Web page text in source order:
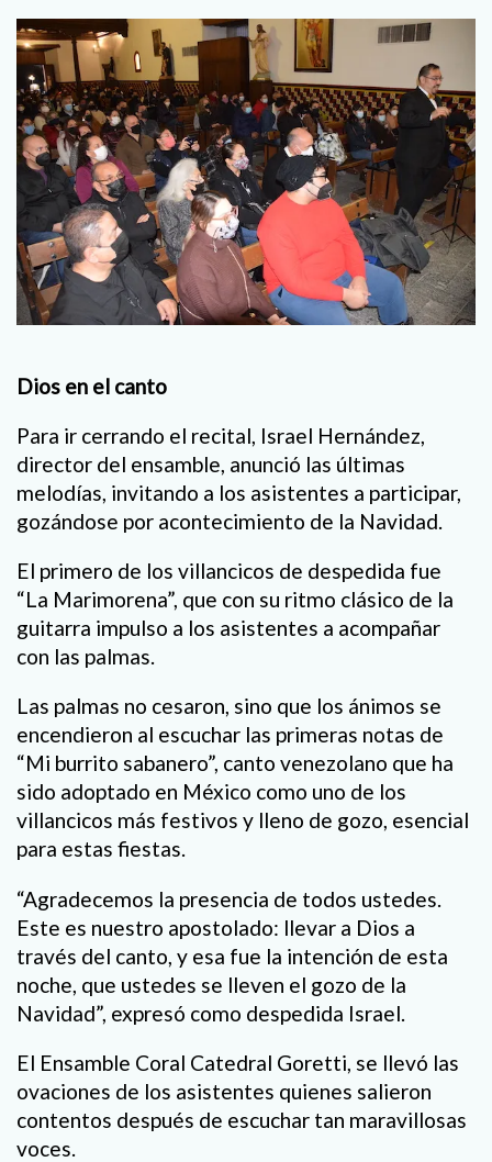
Dios en el canto
Para ir cerrando el recital, Israel Hernández,
director del ensamble, anunció las últimas
melodías, invitando a los asistentes a participar,
gozándose por acontecimiento de la Navidad.
El primero de los villancicos de despedida fue
“La Marimorena”, que con su ritmo clásico de la
guitarra impulso a los asistentes a acompañar
con las palmas.
Las palmas no cesaron, sino que los ánimos se
encendieron al escuchar las primeras notas de
“Mi burrito sabanero”, canto venezolano que ha
sido adoptado en México como uno de los
villancicos más festivos y lleno de gozo, esencial
para estas fiestas.
“Agradecemos la presencia de todos ustedes.
Este es nuestro apostolado: llevar a Dios a
través del canto, y esa fue la intención de esta
noche, que ustedes se lleven el gozo de la
Navidad”, expresó como despedida Israel.
El Ensamble Coral Catedral Goretti, se llevó las
ovaciones de los asistentes quienes salieron
contentos después de escuchar tan maravillosas
voces.